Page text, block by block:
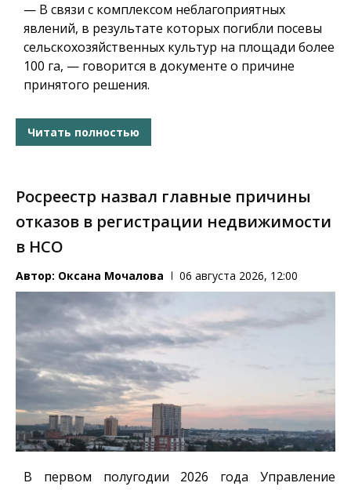
— В связи с комплексом неблагоприятных
явлений, в результате которых погибли посевы
сельскохозяйственных культур на площади более
100 га, — говорится в документе о причине
принятого решения.
Читать полностью
Росреестр назвал главные причины
отказов в регистрации недвижимости
в НСО
Автор: Оксана Мочалова 06 августа 2026, 12:00
В первом полугодии 2026 года Управление